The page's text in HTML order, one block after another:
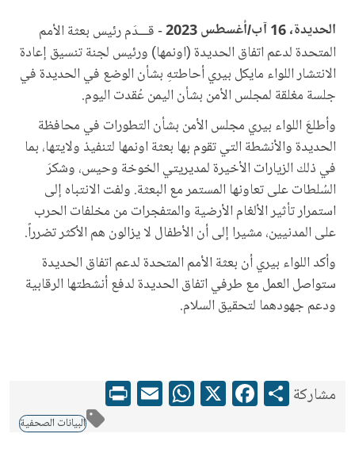
الحديدة، 16 آب/أغسطس 2023
- قـــدَم رئيس بعثة الأمم
المتحدة لدعم اتفاق الحديدة (اونمها) ورئيس لجنة تنسيق إعادة
الانتشار اللواء مايكل بيري أحاطتهِ بشأن الوضع في الحديدة في
جلسة مغلقة لمجلس الأمن بشأن اليمن عُقدت اليوم.
وأطلعَ اللواء بيري مجلس الأمن بشأن التطورات في محافظة
الحديدة والأنشطة التي تقوم بها بعثة اونمها لتنفيذ ولايتها، بما
في ذلك الزيارات الأخيرة لمديريتي الخوخة وحيس، وشكرَ
السُلطات على تعاونها المستمر مع البعثة. ولفت الانتباه إلى
استمرار تأثير الألغام الأرضية والمتفجرات من مخلفات الحرب
على المدنيين، مشيرا إلى أن الأطفال لا يزالون هم الأكثر تضرراً.
وأكد اللواء بيري أن بعثة الأمم المتحدة لدعم اتفاق الحديدة
ستواصل العمل مع طرفي اتفاق الحديدة لدفع أنشطتها الرقابية
ودعم جهودهما لتحقيق السلام.
مشاركةShare
Facebook
X
WhatsApp
Email
Print
البيانات الصحفية